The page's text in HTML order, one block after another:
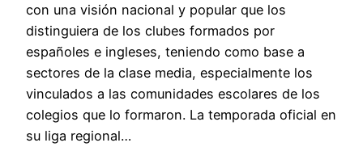
con una visión nacional y popular que los
distinguiera de los clubes formados por
españoles e ingleses, teniendo como base a
sectores de la clase media, especialmente los
vinculados a las comunidades escolares de los
colegios que lo formaron. La temporada oficial en
su liga regional…